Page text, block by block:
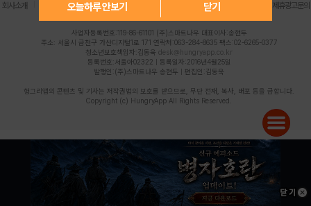
오늘하루 안보기 닫기
회사소개 | 개인정보 처리방침 불법촬영물 신고센터 제휴광고문의
사업자등록번호:119-86-61101 (주)스마트나우 대표이사:송현두
주소: 서울시 금천구 가산디지털1로 171 연락처:063-284-8635 팩스:02-6265-0377
청소년보호책임자:김동욱 desk@hungryapp.co.kr
등록번호:서울아02322 | 등록일자:2016년4월25일
발행인:(주)스마트나우 송현두 | 편집인:김동욱
헝그리앱의 콘텐츠 및 기사는 저작권법의 보호를 받으므로, 무단 전재, 복사, 배포 등을 금합니다.
Copyright (c) HungryApp All Rights Reserved.